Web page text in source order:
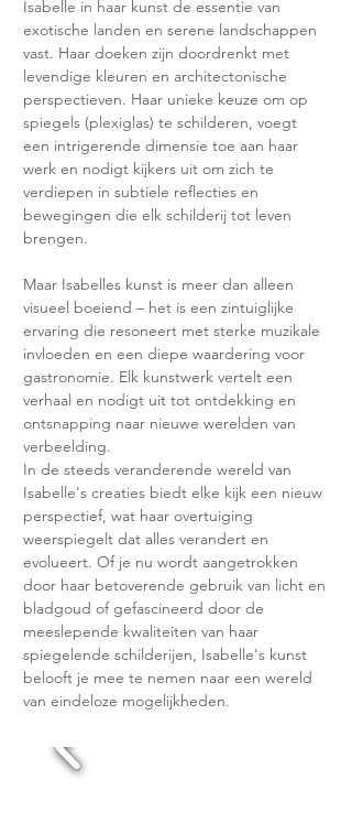
Isabelle in haar kunst de essentie van
exotische landen en serene landschappen
vast. Haar doeken zijn doordrenkt met
levendige kleuren en architectonische
perspectieven. Haar unieke keuze om op
spiegels (plexiglas) te schilderen, voegt
een intrigerende dimensie toe aan haar
werk en nodigt kijkers uit om zich te
verdiepen in subtiele reflecties en
bewegingen die elk schilderij tot leven
brengen.
Maar Isabelles kunst is meer dan alleen
visueel boeiend – het is een zintuiglijke
ervaring die resoneert met sterke muzikale
invloeden en een diepe waardering voor
gastronomie. Elk kunstwerk vertelt een
verhaal en nodigt uit tot ontdekking en
ontsnapping naar nieuwe werelden van
verbeelding.
In de steeds veranderende wereld van
Isabelle's creaties biedt elke kijk een nieuw
perspectief, wat haar overtuiging
weerspiegelt dat alles verandert en
evolueert. Of je nu wordt aangetrokken
door haar betoverende gebruik van licht en
bladgoud of gefascineerd door de
meeslepende kwaliteiten van haar
spiegelende schilderijen, Isabelle's kunst
belooft je mee te nemen naar een wereld
van eindeloze mogelijkheden.